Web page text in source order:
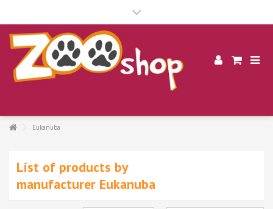
Eukanuba
List of products by
manufacturer Eukanuba